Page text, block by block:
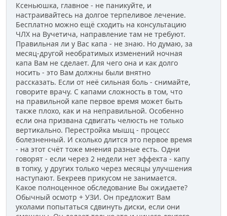
Ксеньюшка, главное - не паникуйте, и
настраивайтесь на долгое терпеливое лечение.
Бесплатно можно ещё сходить на консультацию
ЧЛХ на Вучетича, направление там не требуют.
Правильная ли у Вас капа - не знаю. Но думаю, за
месяц-другой необратимых изменений ночная
капа Вам не сделает. Для чего она и как долго
носить - это Вам должны были внятно
рассказать. Если от неё сильная боль - снимайте,
говорите врачу. С капами сложность в том, что
на правильной капе первое время может быть
также плохо, как и на неправильной. Особенно
если она призвана сдвигать челюсть не только
вертикально. Перестройка мышц - процесс
болезненный. И сколько длится это первое время
- на этот счёт тоже мнения разные есть. Одни
говорят - если через 2 недели нет эффекта - капу
в топку, у других только через месяцы улучшения
наступают. Бекреев прикусом не занимается.
Какое полноценное обследование Вы ожидаете?
Обычный осмотр + УЗИ. Он предложит Вам
уколами попытаться сдвинуть диски, если они